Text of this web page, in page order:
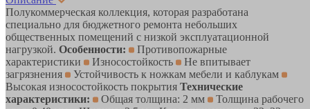
Полукоммерческая коллекция, которая разработана
специально для бюджетного ремонта небольших
общественных помещений с низкой эксплуатационной
нагрузкой. Особенности:
Противопожарные
характеристики
Износостойкость
Не впитывает
загрязнения
Устойчивость к ножкам мебели и каблукам
Высокая износостойкость покрытия Технические
характеристики:
Общая толщина: 2 мм
Толщина рабочего